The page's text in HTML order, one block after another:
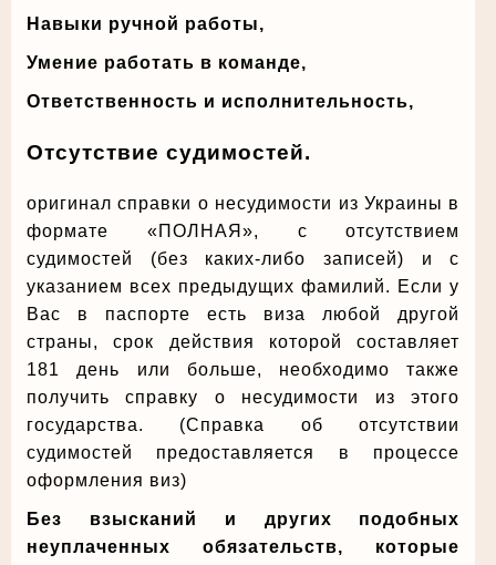
Навыки ручной работы,
Умение работать в команде,
Ответственность и исполнительность,
Отсутствие судимостей.
oригинал справки о несудимости из Украины в
формате «ПОЛНАЯ», с отсутствием
судимостей (без каких-либо записей) и с
указанием всех предыдущих фамилий. Если у
Вас в паспорте есть виза любой другой
страны, срок действия которой составляет
181 день или больше, необходимо также
получить справку о несудимости из этого
государства. (Справка об отсутствии
судимостей предоставляется в процессе
оформления виз)
Без взысканий и других подобных
неуплаченных обязательств, которые